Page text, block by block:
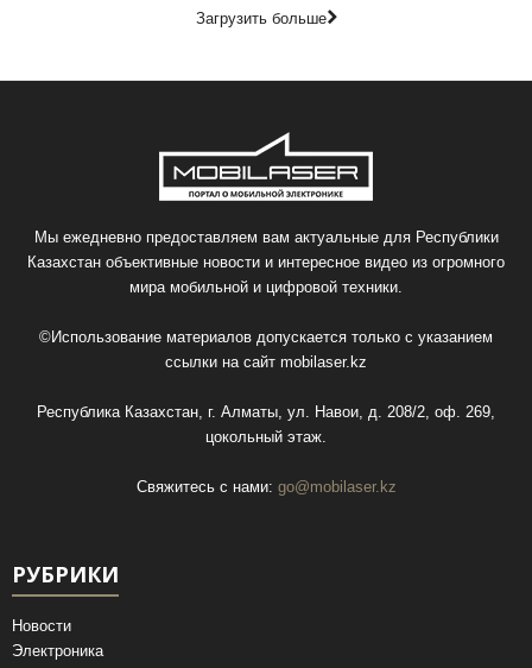
Загрузить больше
Мы ежедневно предоставляем вам актуальные для Республики
Казахстан объективные новости и интересное видео из огромного
мира мобильной и цифровой техники.
©Использование материалов допускается только с указанием
ссылки на сайт mobilaser.kz
Республика Казахстан, г. Алматы, ул. Навои, д. 208/2, оф. 269,
цокольный этаж.
Свяжитесь с нами: go@mobilaser.kz
РУБРИКИ
Новости
Электроника